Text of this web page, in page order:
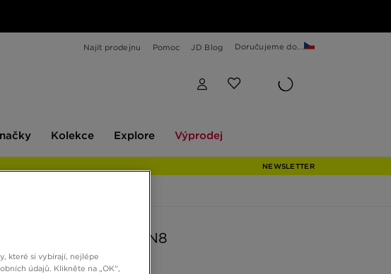
Najít prodejnu Pomoc JD Blog Doručujeme do...
Kolekce Explore Výprodej
NEWSLETTER
NIKE AIR MAX DN8
které si vybírají, nejlépe
údajů. Klikněte na „OK“,